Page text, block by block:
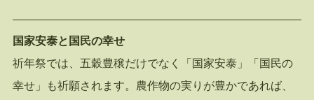
国家安泰と国民の幸せ
祈年祭では、五穀豊穣だけでなく「国家安泰」「国民の
幸せ」も祈願されます。農作物の実りが豊かであれば、